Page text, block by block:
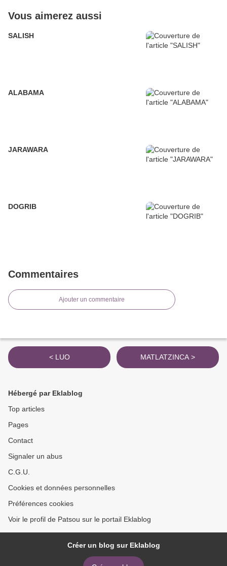
Vous aimerez aussi
SALISH
ALABAMA
JARAWARA
DOGRIB
Commentaires
Ajouter un commentaire
< LUO MATLATZINCA >
Hébergé par Eklablog
Top articles
Pages
Contact
Signaler un abus
C.G.U.
Cookies et données personnelles
Préférences cookies
Voir le profil de Patsou sur le portail Eklablog
Créer un blog sur Eklablog